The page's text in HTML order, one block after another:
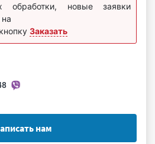
обработки, новые заявки
Заказать
нам